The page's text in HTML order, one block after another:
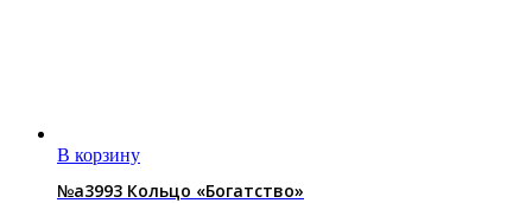
В корзину
№a3993 Кольцо «Богатство»